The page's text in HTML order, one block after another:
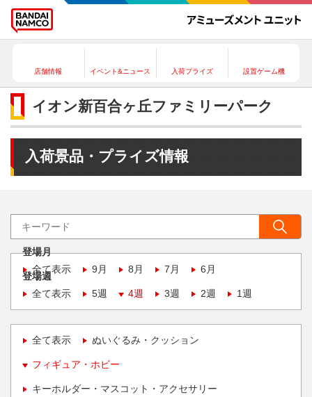
店舗情報 イベント&ニュース 入荷プライズ 設置ゲーム機
イオン新百合ヶ丘ファミリーパーク
入荷景品・プライズ情報
登場月
全て表示
9月 8月 7月 6月
登場週
全て表示
5週 4週 3週 2週 1週
全て表示 ぬいぐるみ・クッション
フィギュア・ホビー
キーホルダー・マスコット・アクセサリー